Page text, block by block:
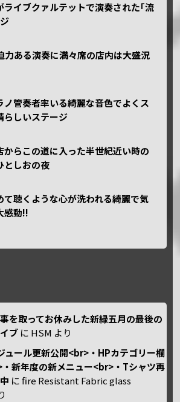
ライブクァルテットで演奏された｢流
力ある演奏に満々席の店内は大盛況
ノ管奏者率いる綺麗な音色でよくス
らしいステージ
からこの道に入った半世紀近い時の
としおの夜
て聴くような心が洗われる綺麗で気
感動!!
を取ってお休みした新緑五月の最後の
ブ に HSM より
ュール更新公開<br>・HPカテゴリー欄
新年度の新メニュー<br>・Tシャツ再
にfire Resistant Fabric glass